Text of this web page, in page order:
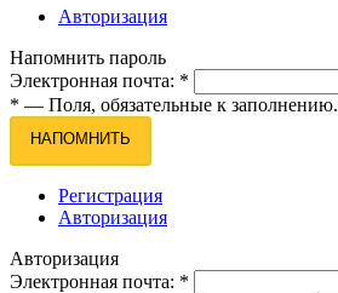
Авторизация
Напомнить пароль
Электронная почта: *
* — Поля, обязательные к заполнению.
НАПОМНИТЬ
Регистрация
Авторизация
Авторизация
Электронная почта: *